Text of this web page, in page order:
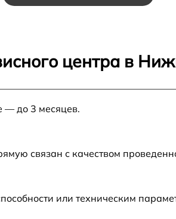
от 60 мин
центра в
— до 3 месяцев.
связан с качеством
или техническим